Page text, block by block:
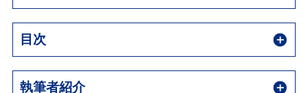
目次
執筆者紹介